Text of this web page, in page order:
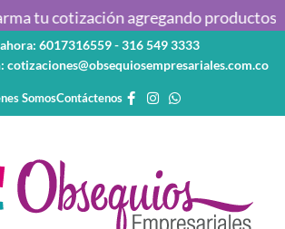
tu cotización agregando productos al
6017316559 - 316 549 3333
cotizaciones@obsequiosempresariales.com.co
SomosContáctenos